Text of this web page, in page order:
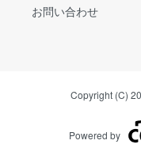
お問い合わせ
Copyright (C)
Powered by